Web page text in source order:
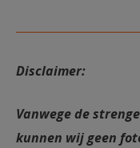
Disclaimer:
Vanwege de
kunnen wij geen